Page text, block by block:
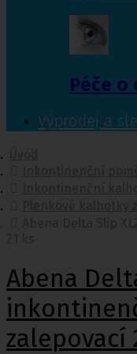
Péče o
Výprodej a
Abena
zalepovací